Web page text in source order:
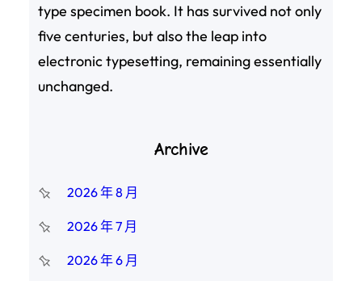
type specimen book. It has survived not only
five centuries, but also the leap into
electronic typesetting, remaining essentially
unchanged.
Archive
2026 年 8 月
2026 年 7 月
2026 年 6 月